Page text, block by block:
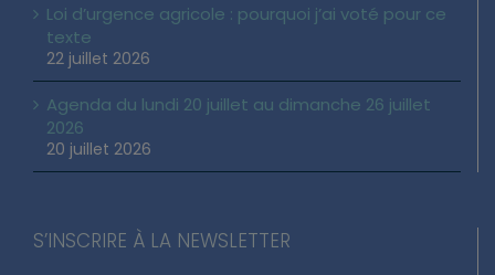
Loi d’urgence agricole : pourquoi j’ai voté pour ce
texte
22 juillet 2026
Agenda du lundi 20 juillet au dimanche 26 juillet
2026
20 juillet 2026
S’INSCRIRE À LA NEWSLETTER